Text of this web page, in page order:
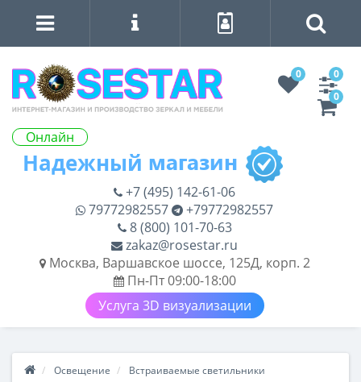
Онлайн
0
0
0
+7 (495) 142-61-06
79772982557
+79772982557
8 (800) 101-70-63
zakaz@rosestar.ru
Москва, Варшавское шоссе, 125Д, корп. 2
Пн-Пт 09:00-18:00
Услуга 3D визуализации
Освещение Встраиваемые светильники